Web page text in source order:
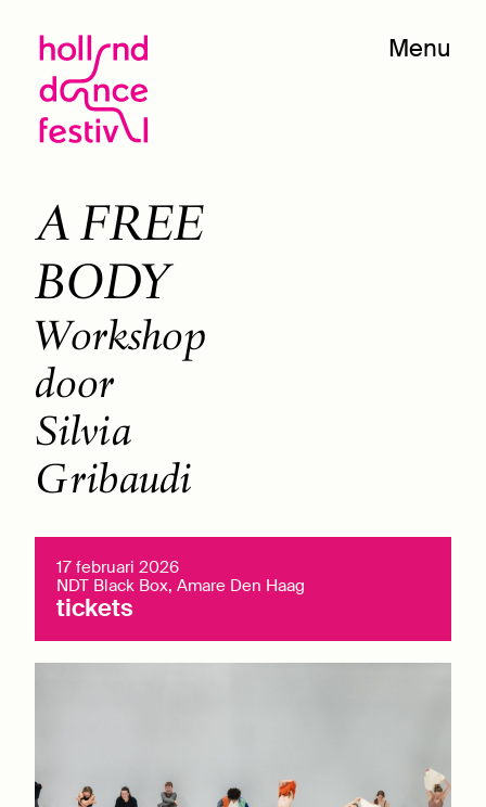
Menu
A FREE
BODY
Workshop
door
Silvia
Gribaudi
17 februari 2026
NDT Black Box, Amare Den Haag
tickets